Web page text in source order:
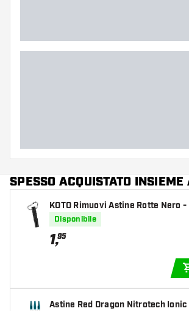
SPESSO ACQUISTATO INSIEME
KOTO Rimuovi Astine Rotte Nero -
oken Shaft Remover Black
Disponibile
1,95
Astine Red Dragon Nitrotech Ionic